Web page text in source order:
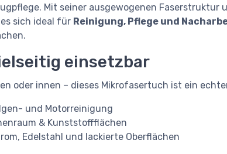
Mit seiner ausgewogenen Faserstruktur
sich ideal für Reinigung, Pflege und
einsetzbar
oder innen – dieses Mikrofasertuch ist ein
und Motorreinigung
& Kunststoffflächen
Edelstahl und lackierte Oberflächen